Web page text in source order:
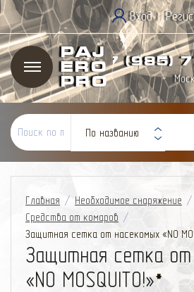
Вход |
Paj
ero
Pro
+7 (985)
По названию
Главная / Необходимое снаряжение /
Средства от комаров /
Защитная сетка от насекомых «NO
Защитная сетка от
«NO MOSQUITO!»*